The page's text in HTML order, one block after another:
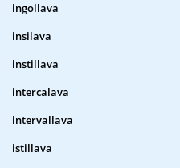
ingollava
insilava
instillava
intercalava
intervallava
istillava